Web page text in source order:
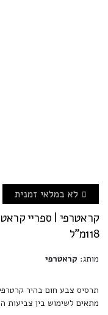
לא במלאי זמנית
קראטרפי | ספריי
118מ"ל
מותג: קראטרפי
תרסיס צבע חום בהיר
מתאים לשימוש בין צביעות